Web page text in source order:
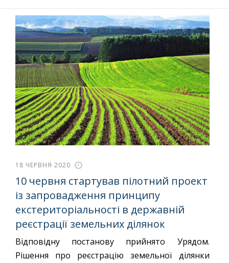
18 ЧЕРВНЯ 2020
10 червня стартував пілотний проект
із запровадження принципу
екстериторіальності в державній
реєстрації земельних ділянок
Відповідну постанову прийнято Урядом.
Рішення про реєстрацію земельної ділянки